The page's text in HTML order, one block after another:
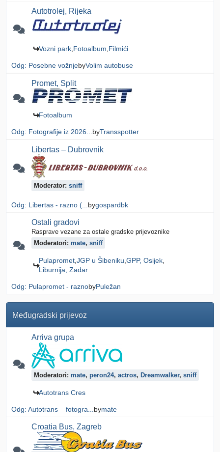
Autotrolej, Rijeka
Vozni park Fotoalbum Filmići
Odg: Posebne vožnjebyVolim autobuse
Promet, Split
Fotoalbum
Odg: Fotografije iz 2026... byTransspotter
Libertas – Dubrovnik
Moderator: sniff
Odg: Libertas - razno (... bygospardbk
Ostali gradovi
Rasprave vezane za ostale gradske prijevoznike
Moderatori: mate, sniff
Pulapromet JGP u Šibeniku GPP, Osijek
Liburnija, Zadar
Odg: Pulapromet - raznobyPuležan
Međugradski prijevoz
Arriva grupa
Moderatori: mate, peron24, actros, Dreamwalker, sniff
Autotrans Cres
Odg: Autotrans – fotogra... bymate
Croatia Bus, Zagreb